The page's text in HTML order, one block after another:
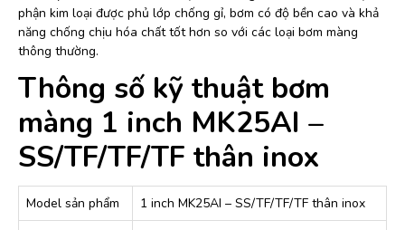
phận kim loại được phủ lớp chống gỉ, bơm có độ bền cao và khả
năng chống chịu hóa chất tốt hơn so với các loại bơm màng
thông thường.
Thông số kỹ thuật bơm
màng 1 inch MK25AI –
SS/TF/TF/TF thân inox
Model sản phẩm
1 inch MK25AI – SS/TF/TF/TF thân inox